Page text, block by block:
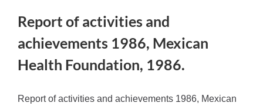
Report of activities and
achievements 1986, Mexican
Health Foundation, 1986.
Report of activities and achievements 1986, Mexican